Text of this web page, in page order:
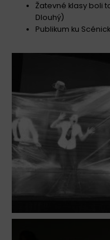
Žatevné klasy boli
Dlouhý)
Publikum ku